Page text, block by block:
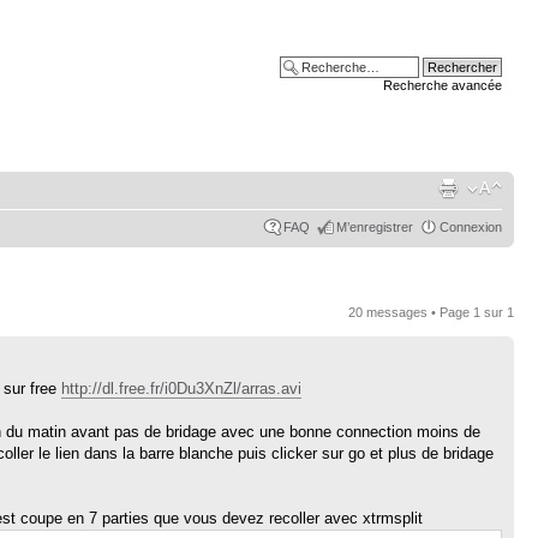
Recherche avancée
FAQ M’enregistrer Connexion
20 messages • Page 1 sur 1
free http://dl.free.fr/i0Du3XnZl/arras.avi
matin avant pas de bridage avec une bonne connection moins de
le lien dans la barre blanche puis clicker sur go et plus de bridage
coupe en 7 parties que vous devez recoller avec xtrmsplit